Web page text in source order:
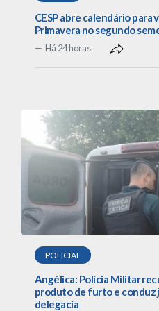
CESP abre calendário para
Primavera no segundo
Há 24 horas
POLICIAL
Angélica: Polícia Militar
produto de furto e conduz
delegacia